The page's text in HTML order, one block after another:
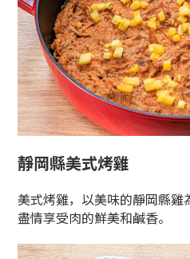
靜岡縣美式烤雞
美式烤雞，以美味的靜岡縣雞
盡情享受肉的鮮美和鹹香。